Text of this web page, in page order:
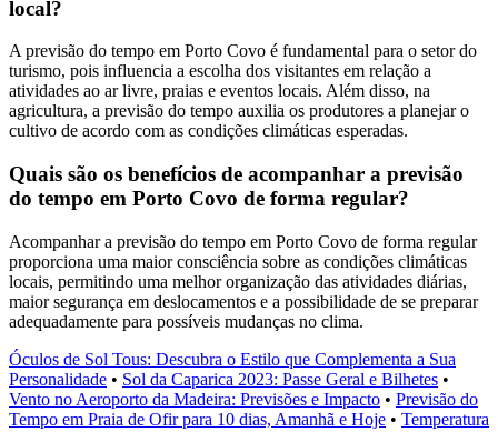
local?
A previsão do tempo em Porto Covo é fundamental para o setor do
turismo, pois influencia a escolha dos visitantes em relação a
atividades ao ar livre, praias e eventos locais. Além disso, na
agricultura, a previsão do tempo auxilia os produtores a planejar o
cultivo de acordo com as condições climáticas esperadas.
Quais são os benefícios de acompanhar a previsão
do tempo em Porto Covo de forma regular?
Acompanhar a previsão do tempo em Porto Covo de forma regular
proporciona uma maior consciência sobre as condições climáticas
locais, permitindo uma melhor organização das atividades diárias,
maior segurança em deslocamentos e a possibilidade de se preparar
adequadamente para possíveis mudanças no clima.
Óculos de Sol Tous: Descubra o Estilo que Complementa a Sua
Personalidade • Sol da Caparica 2023: Passe Geral e Bilhetes •
Vento no Aeroporto da Madeira: Previsões e Impacto • Previsão do
Tempo em Praia de Ofir para 10 dias, Amanhã e Hoje • Temperatura